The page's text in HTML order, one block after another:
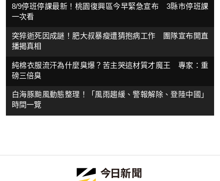
8/9停班停課最新！桃園復興區今早緊急宣布 3縣市停班課
一次看
突猝逝死因成謎！肥大叔暴瘦遭猜抱病工作 團隊宣布開直
播揭真相
純棉衣服流汗為什麼臭爆？苦主哭這材質才魔王 專家：重
磅三倍臭
白海豚颱風動態整理！「風雨趨緩、警報解除、登陸中國」
時間一覽